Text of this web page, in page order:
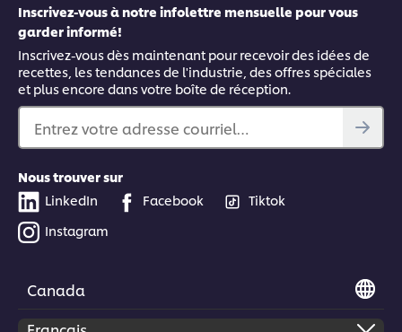
Inscrivez-vous à notre infolettre mensuelle pour vous
garder informé!
Inscrivez-vous dès maintenant pour recevoir des idées de
recettes, les tendances de l'industrie, des offres spéciales
et plus encore dans votre boîte de réception.
Entrez votre adresse courriel…
Nous trouver sur
LinkedIn
Facebook
Tiktok
Instagram
Canada